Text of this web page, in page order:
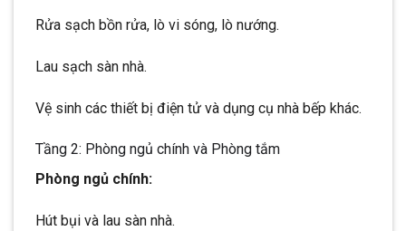
Rửa sạch bồn rửa, lò vi sóng, lò nướng.
Lau sạch sàn nhà.
Vệ sinh các thiết bị điện tử và dụng cụ nhà bếp khác.
Tầng 2: Phòng ngủ chính và Phòng tắm
Phòng ngủ chính:
Hút bụi và lau sàn nhà.